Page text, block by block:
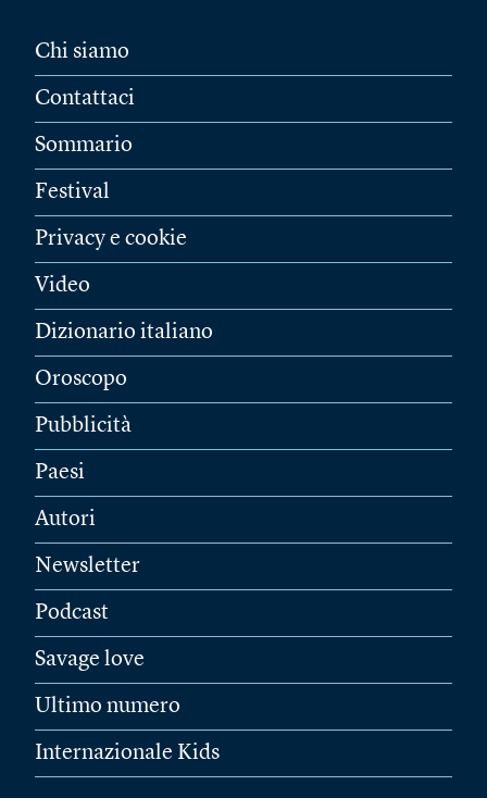
Chi siamo
Contattaci
Sommario
Festival
Privacy e cookie
Video
Dizionario italiano
Oroscopo
Pubblicità
Paesi
Autori
Newsletter
Podcast
Savage love
Ultimo numero
Internazionale Kids